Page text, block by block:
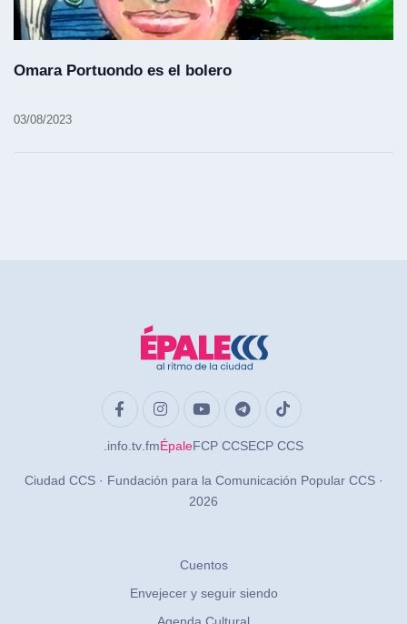
Omara Portuondo es el bolero
03/08/2023
.info .tv .fmÉpaleFCP CCSECP CCS
Ciudad CCS · Fundación para la Comunicación Popular CCS ·
2026
Cuentos
Envejecer y seguir siendo
Agenda Cultural